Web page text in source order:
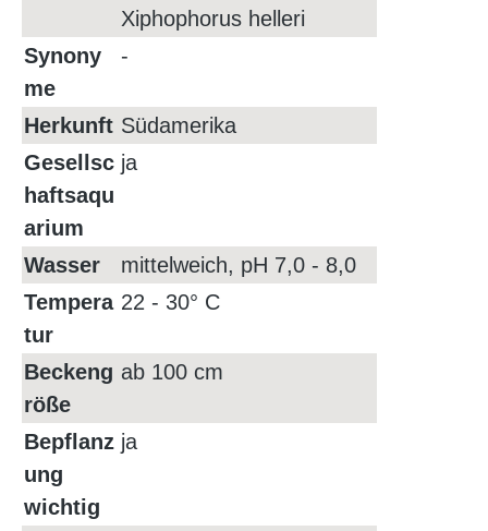
Xiphophorus helleri
Synony
me
-
Herkunft Südamerika
Gesellsc
haftsaqu
arium
ja
Wasser
mittelweich, pH 7,0 - 8,0
Tempera
tur
22 - 30° C
Beckeng
röße
ab 100 cm
Bepflanz
ung
wichtig
ja